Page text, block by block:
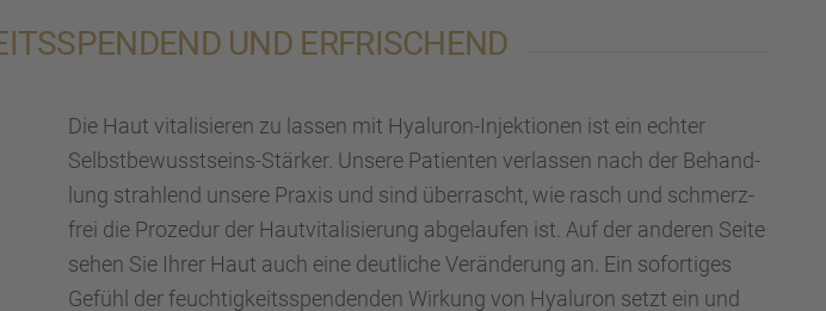
UND ERFRI­SCHEND
Die Haut vitali­sie­ren zu lassen mit Hyalu­ron-Injek­tio­nen ist ein echter
Selbst­be­wusst­seins-Stärker. Unsere Patien­ten verlas­sen nach der Behand­
lung strah­lend unsere Praxis und sind überrascht, wie rasch und schmerz­
frei die Proze­dur der Hautvi­ta­li­sie­rung abgelau­fen ist. Auf der anderen Seite
sehen Sie Ihrer Haut auch eine deutli­che Verän­de­rung an. Ein sofor­ti­ges
Gefühl der feuch­tig­keits­spen­den­den Wirkung von Hyalu­ron setzt ein und